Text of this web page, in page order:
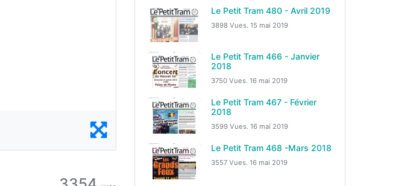
Le Petit Tram 480 - Avril 2019
3898 Vues. 15 mai 2019
Le Petit Tram 466 - Janvier
2018
3750 Vues. 16 mai 2019
Le Petit Tram 467 - Février
2018
3599 Vues. 16 mai 2019
Le Petit Tram 468 -Mars 2018
3557 Vues. 16 mai 2019